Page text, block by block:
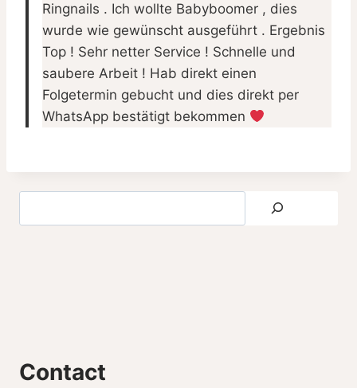
Ringnails . Ich wollte Babyboomer , dies
wurde wie gewünscht ausgeführt . Ergebnis
Top ! Sehr netter Service ! Schnelle und
saubere Arbeit ! Hab direkt einen
Folgetermin gebucht und dies direkt per
WhatsApp bestätigt bekommen
Contact